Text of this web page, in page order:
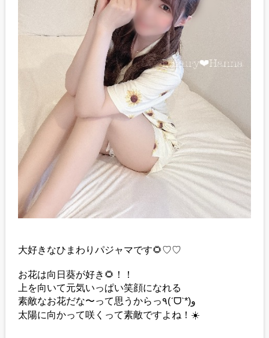
大好きなひまわりパジャマです🌻♡♡
お花は向日葵が好き🌻！！
上を向いて元気いっぱい笑顔になれる
素敵なお花だな〜って思うからっ٩(ˊᗜˋ*)و
太陽に向かって咲くって素敵ですよね！☀️